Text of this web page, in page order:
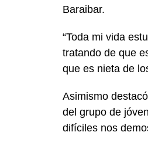
Baraibar.
“Toda mi vida
tratando de que
que es nieta de
Asimismo
del grupo de
difíciles nos